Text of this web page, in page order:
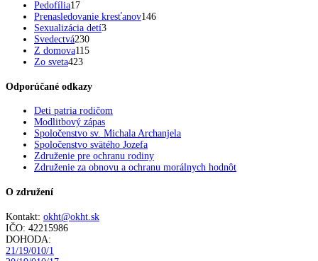
Pedofília17
Prenasledovanie kresťanov146
Sexualizácia detí3
Svedectvá230
Z domova115
Zo sveta423
Odporúčané odkazy
Deti patria rodičom
Modlitbový zápas
Spoločenstvo sv. Michala Archanjela
Spoločenstvo svätého Jozefa
Združenie pre ochranu rodiny
Združenie za obnovu a ochranu morálnych hodnôt
O združení
Kontakt: okht@okht.sk
IČO: 42215986
DOHODA:
21/19/010/1